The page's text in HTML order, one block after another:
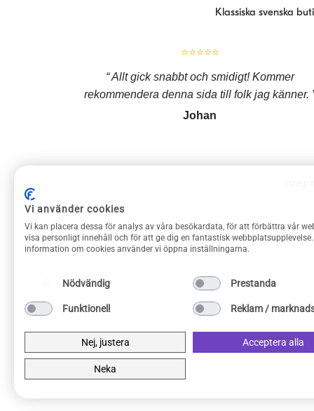
Klassiska svenska
⭐⭐⭐⭐⭐
Allt gick snabbt och smidigt! Kommer
rekommendera denna sida till folk jag känner.
Johan
ROLIGAPRYLAR KUNDSERVICE
Om Roliga prylar
Kontakta oss
Integritetspolicy
Privacy Policy
Vi använder cookies
Vi kan placera dessa för analys av våra besökardata, för att förbättra vår
visa personligt innehåll och för att ge dig en fantastisk
information om cookies använder vi öppna inställningarna.
Nödvändig Prestanda
Funktionell Reklam /
Nej, justera Acceptera alla
Neka